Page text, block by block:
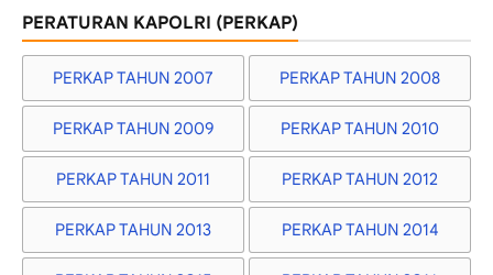
PERATURAN KAPOLRI (PERKAP)
PERKAP TAHUN 2007 PERKAP TAHUN 2008
PERKAP TAHUN 2009 PERKAP TAHUN 2010
PERKAP TAHUN 2011 PERKAP TAHUN 2012
PERKAP TAHUN 2013 PERKAP TAHUN 2014